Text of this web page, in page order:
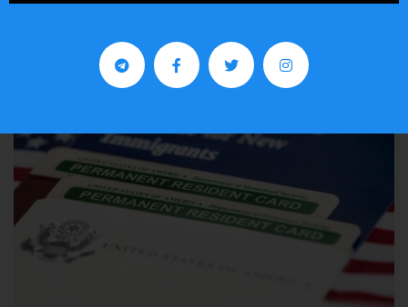
LEER ARTÍCULO...